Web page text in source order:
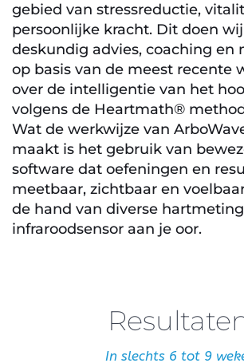
gebied van stressreductie,
persoonlijke kracht. Dit doen
deskundig advies, coaching en
op basis van de meest recente
over de intelligentie van het
volgens de Heartmath®
Wat de werkwijze van
maakt is het gebruik van
software dat oefeningen en
meetbaar, zichtbaar en
de hand van diverse
infraroodsensor aan je oor.
In slechts 6 tot 9